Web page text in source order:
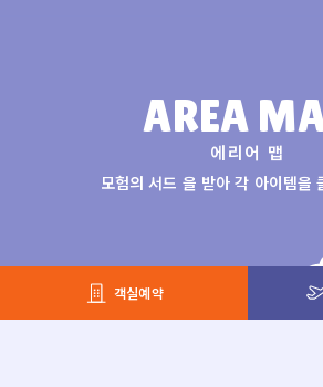
AREA
에리어 맵
모험의 서드 을 받아 각 아이템을
객실예약